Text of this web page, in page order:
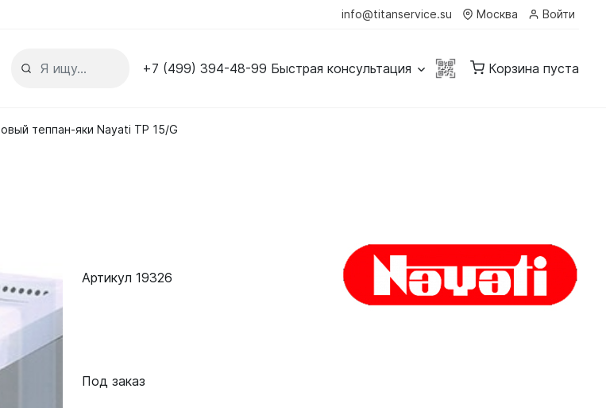
info@titanservice.su Москва Войти
+7 (499) 394-48-99 Быстрая консультация Корзина пуста
теппан-яки Nayati TP 15/G
Артикул 19326
Под заказ